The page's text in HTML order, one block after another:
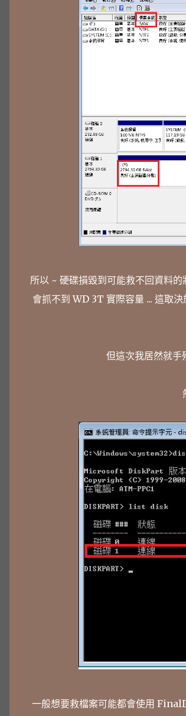
所以 ~ 硬碟損毀到可能救不回資料
會抓不到 WD 3T 實際容量 ... 這取
但這次我居然就手
一般想要救檔案可能都會使用